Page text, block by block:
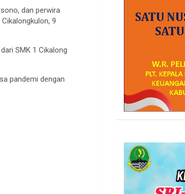
dan perwira
9
SMK 1 Cikalong
pandemi dengan